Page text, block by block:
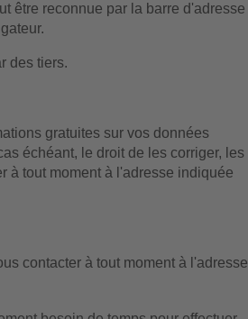
être reconnue par la barre d'adresse
des tiers.
gratuites sur vos données
échéant, le droit de les corriger, les
à tout moment à l'adresse indiquée
contacter à tout moment à l'adresse